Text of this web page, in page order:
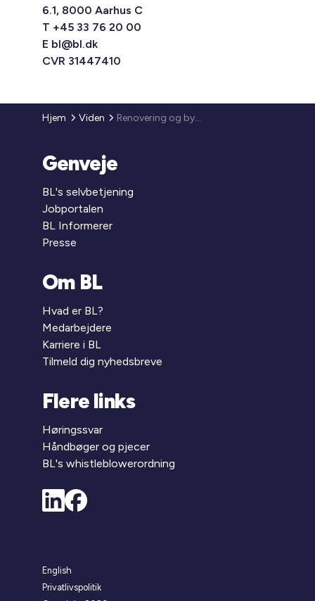
6.1, 8000 Aarhus C
T +45 33 76 20 00
E bl@bl.dk
CVR 31447410
Hjem Viden Renovering og byggeri
Genveje
BL's selvbetjening
Jobportalen
BL Informerer
Presse
Om BL
Hvad er BL?
Medarbejdere
Karriere i BL
Tilmeld dig nyhedsbreve
Flere links
Høringssvar
Håndbøger og pjecer
BL's whistleblowerordning
English
Privatlivspolitik